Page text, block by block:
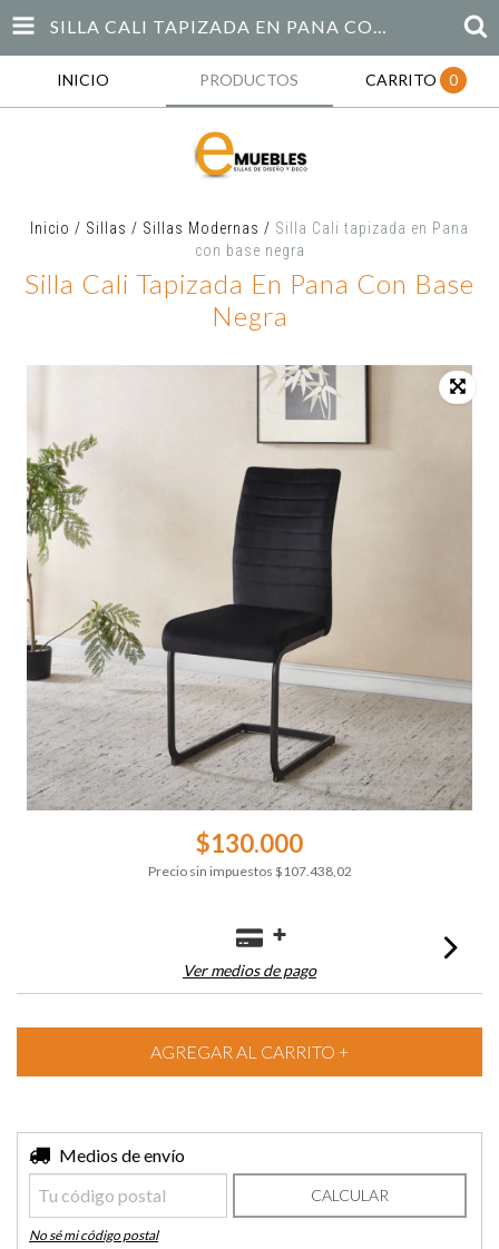
SILLA CALI TAPIZADA EN PANA CON BASE NEGRA
INICIO PRODUCTOS CARRITO 0
Inicio / Sillas / Sillas Modernas / Silla Cali tapizada en Pana
con base negra
Silla Cali Tapizada En Pana Con Base
Negra
$130.000
Precio sin impuestos $107.438,02
Ver medios de pago
Entregas para el CP:
Medios de envío
CALCULAR
No sé mi código postal